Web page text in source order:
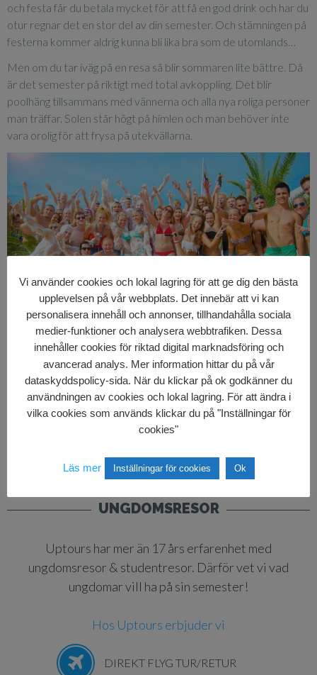
och festa får du betala mycket för att få en god drink och har du
otur regnar det en stor del av din semester. Och stämningen på
festerna kommer aldrig kunna bli lika bra som de utomlands…
Men om du tar iväg på en resa så blir sommaren lite bättre. Då
är det semester på riktigt med total avkoppling. Det blir
poolhäng tillsammans med vännerna och alla nya roliga personer
man träffar. Solen står högt på himlen och man behöver inte
vara orolig för att frysa på utekvällarna.
Drinkarna är billiga och smakar till och med lite bättre när man
är nere i värmen. Och på dansgolvet eller vid baren är det
enkelt att hitta en sommarflirt
Och kanske det bästa av allt,
feststämningen. Inga fester är så vilda, galna och roliga som de
utomlands med personerna man träffar där under veckan!
Så valet mellan en resa eller stanna hemma är egentligen rätt
enkelt
Så boka er resa, packa resväskan och så ses vi i sommar!
// Alice, Semesterrådgivare på Uptours
UNGDOMSRESOR
Uptours har mer än 17 års erfarenhet med
ungdomsresor & studentresor. Därför vet vi vad
ungdomar vill ha på sin semester!
Hos Uptours erbjuder vi
DIREKT FLYG TUR/RETUR
Vi använder cookies och lokal lagring för att ge dig den bästa
upplevelsen på vår webbplats. Det innebär att vi kan
personalisera innehåll och annonser, tillhandahålla sociala
medier-funktioner och analysera webbtrafiken. Dessa
innehåller cookies för riktad digital marknadsföring och
avancerad analys. Mer information hittar du på vår
dataskyddspolicy-sida. När du klickar på ok godkänner du
användningen av cookies och lokal lagring. För att ändra i
vilka cookies som används klickar du på "Inställningar för
cookies"
Läs mer Inställningar för cookies Ok